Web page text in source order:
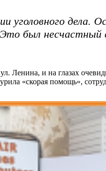
уголовного дела.
был несчастный
Ленина, и на глазах
«скорая помощь»,